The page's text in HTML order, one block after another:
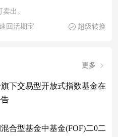
出。
回活期宝 超级转换
更多
下交易型开放式指数基金在
合型基金中基金(FOF)二0二